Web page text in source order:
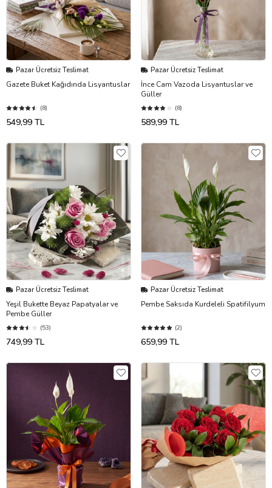
Pazar Ücretsiz Teslimat
Gazete Buket Kağıdında Lisyantuslar
(8)
549,99 TL
Pazar Ücretsiz Teslimat
İnce Cam Vazoda Lisyantuslar ve
Güller
(8)
589,99 TL
Pazar Ücretsiz Teslimat
Yeşil Bukette Beyaz Papatyalar ve
Pembe Güller
(53)
749,99 TL
Pazar Ücretsiz Teslimat
Pembe Saksıda Kurdeleli Spatifilyum
(2)
659,99 TL